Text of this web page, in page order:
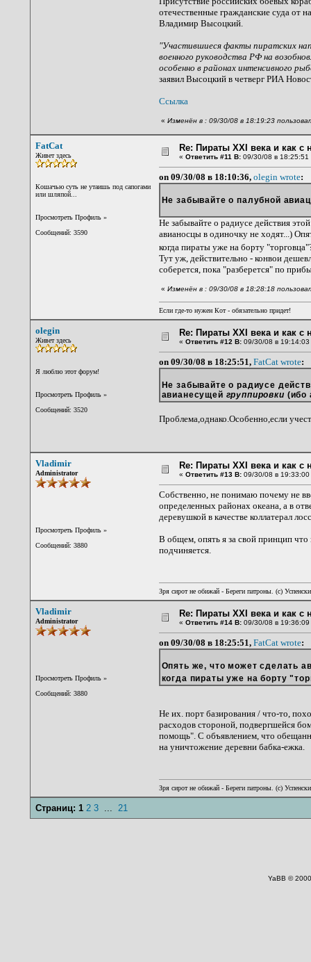
отечественные гражданские суда от
Владимир Высоцкий.
"Участившиеся факты пиратских
военного руководства РФ на
особенно в районах интенсивного
заявил Высоцкий в четверг РИА
Ссылка
« Изменён в : 09/30/08 в 18:19:23
FatCat
Живет здесь
Кошачью суть не утаишь под сапогами
или шляпой...
Просмотреть Профиль»
Сообщений: 3590
Re: Пираты XXI века и как с
« Ответить #11 В:09/30/08 в 18:25:51
on 09/30/08 в 18:10:36, olegin wrote:
Не забывайте о палубной
Не забывайте о радиусе действия
авианосцы в одиночку не ходят...)
когда пираты уже на борту
Тут уж, действительно - конвои
соберется, пока "разберется" по
« Изменён в : 09/30/08 в 18:28:18
Если где-то нужен Кот - обязательно придет!
olegin
Живет здесь
Я люблю этот форум!
Просмотреть Профиль»
Сообщений: 3520
Re: Пираты XXI века и как с
« Ответить #12 В:09/30/08 в 19:14:03
on 09/30/08 в 18:25:51, FatCat wrote:
Не забывайте о радиусе
авианесущей группировки (ибо
Проблема,однако.Особенно,если
Vladimir
Administrator
Просмотреть Профиль»
Сообщений: 3880
Re: Пираты XXI века и как с
« Ответить #13 В:09/30/08 в 19:33:00
Собственно, не понимаю почему не
определенных районах океана, а в
деревушкой в качестве коллатерал
В общем, опять я за свой принцип что
подчиняется.
Зря сирот не обижай - Береги патроны. (c)
Vladimir
Administrator
Просмотреть Профиль»
Сообщений: 3880
Re: Пираты XXI века и как с
« Ответить #14 В:09/30/08 в 19:36:09
on 09/30/08 в 18:25:51, FatCat wrote:
Опять же, что может сделать
когда пираты уже на борту
Не их. порт базирования / что-то,
расходов стороной, подвергшейся
помощь". С объявлением, что
на уничтожение деревни бабка-ежка.
Зря сирот не обижай - Береги патроны. (c)
Страниц: 1 2 3... 21
YaBB ©